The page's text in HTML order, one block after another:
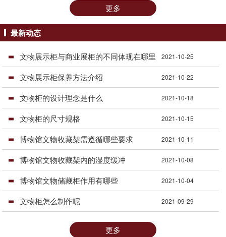
更多
最新动态
文物展示柜与商业展柜的不同体现在哪里 2021-10-25
文物展示柜保养方法介绍 2021-10-22
文物柜的设计理念是什么 2021-10-18
文物柜的尺寸规格 2021-10-15
博物馆文物收藏架需遵循哪些要求 2021-10-11
博物馆文物收藏架内的湿度缓冲 2021-10-08
博物馆文物储藏柜作用有哪些 2021-10-04
文物柜怎么制作呢 2021-09-29
更多